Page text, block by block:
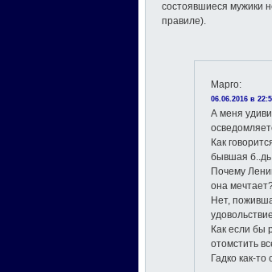
состоявшиеся мужики
правиле).
Марго:
06.06.2016 в
А меня
Как
бывшая
Почему
она
Нет,
Как если бы
отомстить
Гадко как-то